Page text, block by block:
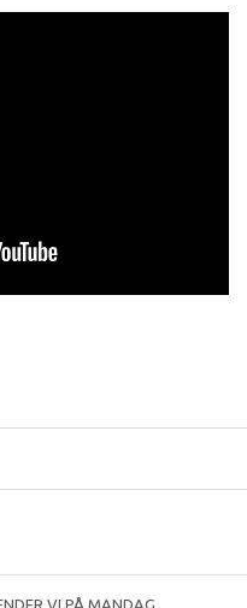
VI PÅ MANDAG